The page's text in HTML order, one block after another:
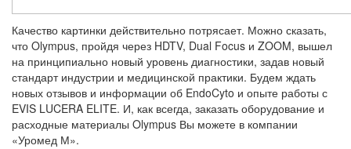
Качество картинки действительно потрясает. Можно сказать,
что Olympus, пройдя через HDTV, Dual Focus и ZOOM, вышел
на принципиально новый уровень диагностики, задав новый
стандарт индустрии и медицинской практики. Будем ждать
новых отзывов и информации об EndoCyto и опыте работы с
EVIS LUCERA ELITE. И, как всегда, заказать оборудование и
расходные материалы Olympus Вы можете в компании
«Уромед М».